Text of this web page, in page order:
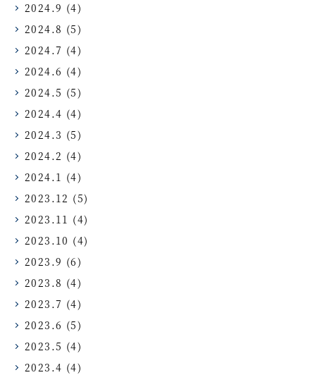
2024.9 (4)
2024.8 (5)
2024.7 (4)
2024.6 (4)
2024.5 (5)
2024.4 (4)
2024.3 (5)
2024.2 (4)
2024.1 (4)
2023.12 (5)
2023.11 (4)
2023.10 (4)
2023.9 (6)
2023.8 (4)
2023.7 (4)
2023.6 (5)
2023.5 (4)
2023.4 (4)